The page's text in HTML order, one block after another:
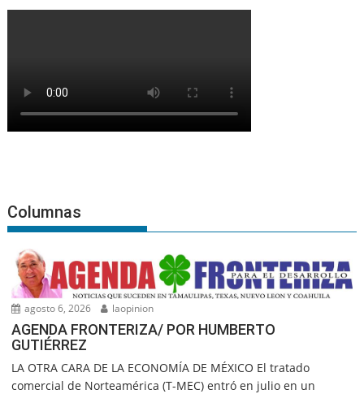
Columnas
agosto 6, 2026 laopinion
AGENDA FRONTERIZA/ POR HUMBERTO
GUTIÉRREZ
LA OTRA CARA DE LA ECONOMÍA DE MÉXICO El tratado
comercial de Norteamérica (T-MEC) entró en julio en un